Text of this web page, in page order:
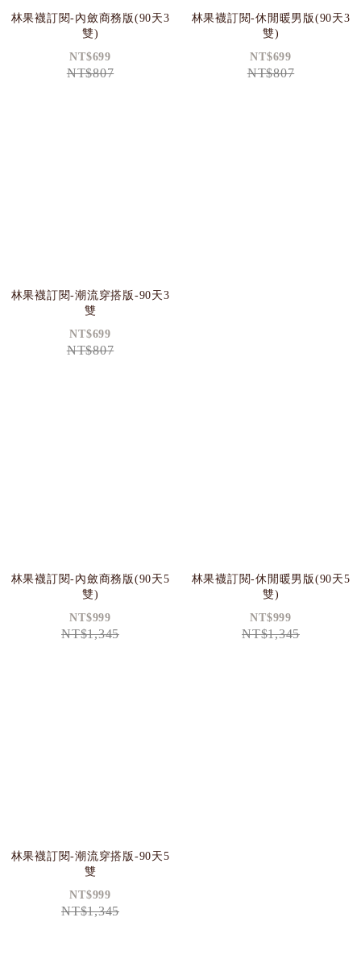
林果襪訂閱-內斂商務版(90天3
雙)
NT$699
NT$807
林果襪訂閱-休閒暖男版(90天3
雙)
NT$699
NT$807
林果襪訂閱-潮流穿搭版-90天3
雙
NT$699
NT$807
林果襪訂閱-內斂商務版(90天5
雙)
NT$999
NT$1,345
林果襪訂閱-休閒暖男版(90天5
雙)
NT$999
NT$1,345
林果襪訂閱-潮流穿搭版-90天5
雙
NT$999
NT$1,345